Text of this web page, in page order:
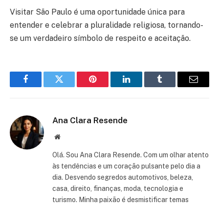
Visitar São Paulo é uma oportunidade única para
entender e celebrar a pluralidade religiosa, tornando-
se um verdadeiro símbolo de respeito e aceitação.
FacebookTwitter Pinterest LinkedInTumblr Email
Ana Clara Resende
Website
Olá. Sou Ana Clara Resende. Com um olhar atento
às tendências e um coração pulsante pelo dia a
dia. Desvendo segredos automotivos, beleza,
casa, direito, finanças, moda, tecnologia e
turismo. Minha paixão é desmistificar temas